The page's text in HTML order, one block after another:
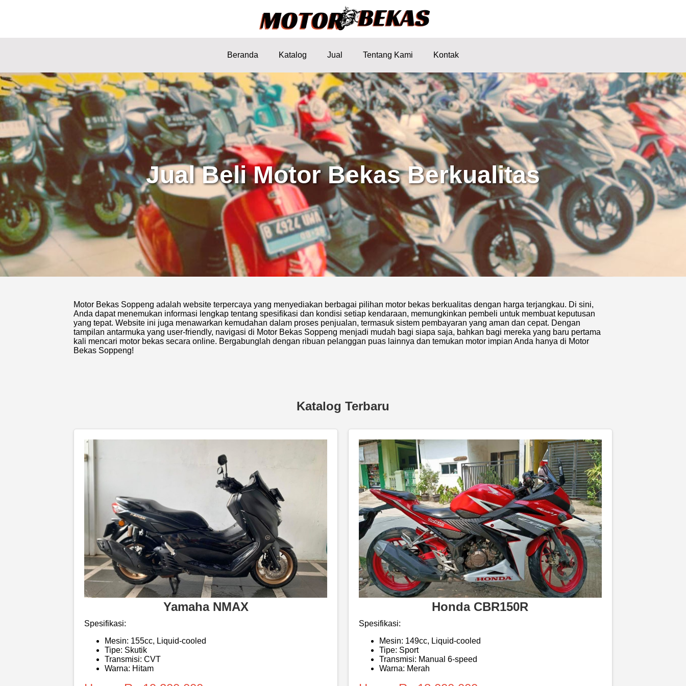
Beranda Katalog Jual Tentang Kami Kontak
Jual Beli Motor Bekas Berkualitas
Motor Bekas Soppeng adalah website terpercaya yang menyediakan berbagai pilihan motor bekas berkualitas dengan harga terjangkau. Di sini,
Anda dapat menemukan informasi lengkap tentang spesifikasi dan kondisi setiap kendaraan, memungkinkan pembeli untuk membuat keputusan
yang tepat. Website ini juga menawarkan kemudahan dalam proses penjualan, termasuk sistem pembayaran yang aman dan cepat. Dengan
tampilan antarmuka yang user-friendly, navigasi di Motor Bekas Soppeng menjadi mudah bagi siapa saja, bahkan bagi mereka yang baru pertama
kali mencari motor bekas secara online. Bergabunglah dengan ribuan pelanggan puas lainnya dan temukan motor impian Anda hanya di Motor
Bekas Soppeng!
Katalog Terbaru
Yamaha NMAX
Spesifikasi:
Mesin: 155cc, Liquid-cooled
Tipe: Skutik
Transmisi: CVT
Warna: Hitam
Honda CBR150R
Spesifikasi:
Mesin: 149cc, Liquid-cooled
Tipe: Sport
Transmisi: Manual 6-speed
Warna: Merah